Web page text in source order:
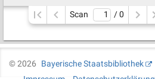
Scan / 0
©2026
Bayerische Staatsbibliothek